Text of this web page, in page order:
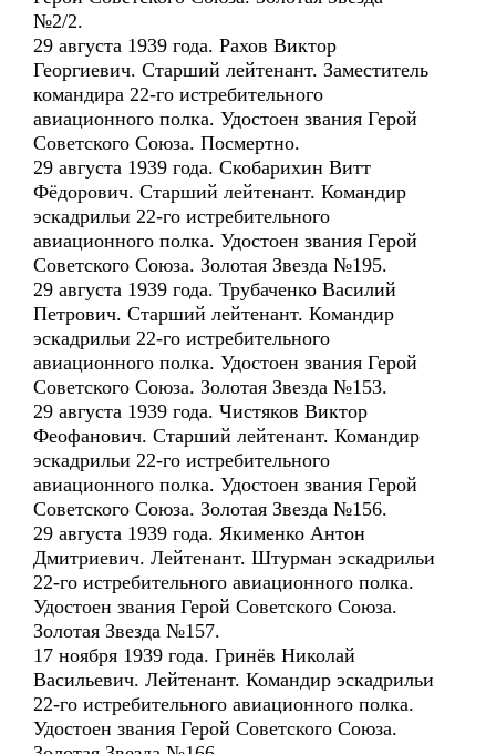
№2/2.
29 августа 1939 года. Рахов Виктор
Георгиевич. Старший лейтенант. Заместитель
командира 22-го истребительного
авиационного полка. Удостоен звания Герой
Советского Союза. Посмертно.
29 августа 1939 года. Скобарихин Витт
Фёдорович. Старший лейтенант. Командир
эскадрильи 22-го истребительного
авиационного полка. Удостоен звания Герой
Советского Союза. Золотая Звезда №195.
29 августа 1939 года. Трубаченко Василий
Петрович. Старший лейтенант. Командир
эскадрильи 22-го истребительного
авиационного полка. Удостоен звания Герой
Советского Союза. Золотая Звезда №153.
29 августа 1939 года. Чистяков Виктор
Феофанович. Старший лейтенант. Командир
эскадрильи 22-го истребительного
авиационного полка. Удостоен звания Герой
Советского Союза. Золотая Звезда №156.
29 августа 1939 года. Якименко Антон
Дмитриевич. Лейтенант. Штурман эскадрильи
22-го истребительного авиационного полка.
Удостоен звания Герой Советского Союза.
Золотая Звезда №157.
17 ноября 1939 года. Гринёв Николай
Васильевич. Лейтенант. Командир эскадрильи
22-го истребительного авиационного полка.
Удостоен звания Герой Советского Союза.